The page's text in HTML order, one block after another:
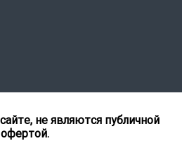
не являются публичной
офертой.